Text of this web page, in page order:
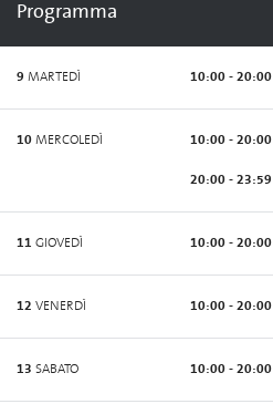
Programma
9 MARTEDÌ 10:00 - 20:00
10 MERCOLEDÌ 10:00 - 20:00
20:00 - 23:59
11 GIOVEDÌ 10:00 - 20:00
12 VENERDÌ 10:00 - 20:00
13 SABATO 10:00 - 20:00